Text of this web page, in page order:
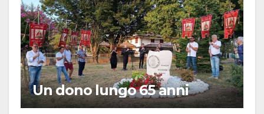
Un dono lungo 65 anni